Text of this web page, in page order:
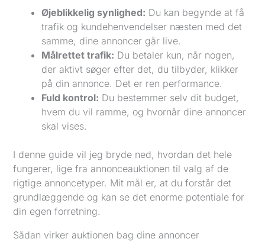
Øjeblikkelig synlighed: Du kan begynde at få
trafik og kundehenvendelser næsten med det
samme, dine annoncer går live.
Målrettet trafik: Du betaler kun, når nogen,
der aktivt søger efter det, du tilbyder, klikker
på din annonce. Det er ren performance.
Fuld kontrol: Du bestemmer selv dit budget,
hvem du vil ramme, og hvornår dine annoncer
skal vises.
I denne guide vil jeg bryde ned, hvordan det hele
fungerer, lige fra annonceauktionen til valg af de
rigtige annoncetyper. Mit mål er, at du forstår det
grundlæggende og kan se det enorme potentiale for
din egen forretning.
Sådan virker auktionen bag dine annoncer